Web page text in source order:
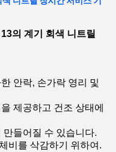
의 계기 회색 니트릴
안락, 손가락 영리 및
제공하고 건조 상태에
들어질 수 있습니다.
비를 삭감하기 위하여.